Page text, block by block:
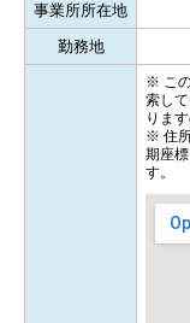
事業所所在地
勤務地
※ こ
索し
りま
※ 住
期座
す。